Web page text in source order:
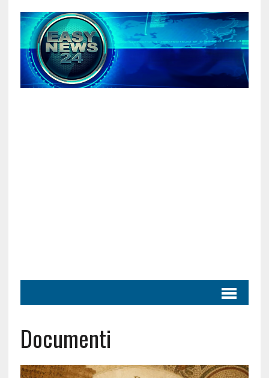
Documenti